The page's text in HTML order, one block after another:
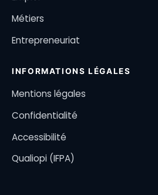
Métiers
Entrepreneuriat
INFORMATIONS LÉGALES
Mentions légales
Confidentialité
Accessibilité
Qualiopi (IFPA)